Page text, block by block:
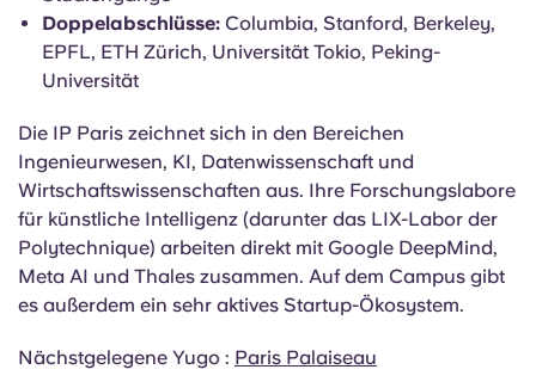
Physik
Studiengänge auf Englisch:Ja – darunter der
Bachelor-Studiengang und mehrere Master-
Doppelabschlüsse:Columbia, Stanford, Berkeley,
EPFL, ETH Zürich, Universität Tokio, Peking-
Universität
Die IP Paris zeichnet sich in den Bereichen
Ingenieurwesen, KI, Datenwissenschaft und
Wirtschaftswissenschaften aus. Ihre Forschungslabore
Polytechnique) arbeiten direkt mit Google DeepMind,